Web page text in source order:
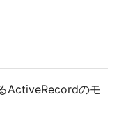
ActiveRecordのモ